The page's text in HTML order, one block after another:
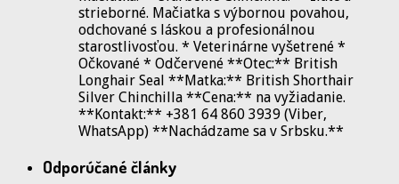
strieborné. Mačiatka s výbornou povahou,
odchované s láskou a profesionálnou
starostlivosťou. * Veterinárne vyšetrené *
Očkované * Odčervené **Otec:** British
Longhair Seal **Matka:** British Shorthair
Silver Chinchilla **Cena:** na vyžiadanie.
**Kontakt:** +381 64 860 3939 (Viber,
WhatsApp) **Nachádzame sa v Srbsku.**
Odporúčané články